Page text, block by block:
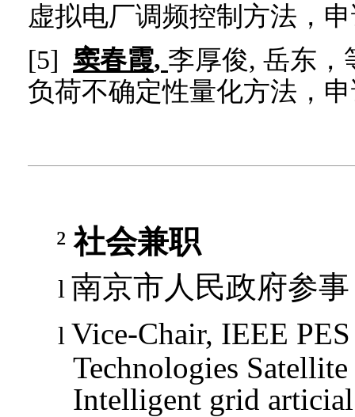
虚拟电厂调频控制方法，
[5] 窦春霞, 李厚俊, 岳东，
负荷不确定性量化方法，
²社会兼职
l 南京市人民政府参事
l Vice-Chair, IEEE
Technologies
Intelligent grid